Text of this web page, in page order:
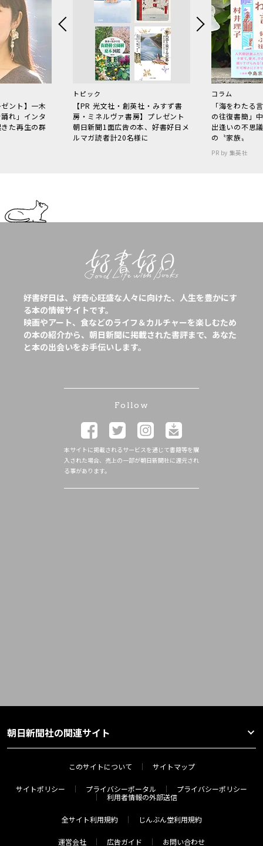
ント】一木
れ」インタ
た再生の群
トピック
【PR 光文社・創英社・みすず書
房・ミネルヴァ書房】プレゼント
朝日新聞1面広告の本、好書好日メ
ルマガ読者計20名様に
コラム
「海をわた
の往復書簡」
出逢いの不思
の〝家族〟
PR by 集英社
好書好日は、好奇心旺盛な人々に向けた、人生を豊かにす
る本の情報サイトです。
映画やアート、食などのライフ＆カルチャーを楽しむため
の本の紹介から、朝日新聞に掲載された書評まで、あなた
と本の出会いをお手伝いします。
Follow
本サイトに掲載されるサービスを通じて書籍等を購
入された場合、売上の一部が朝日新聞社に還元され
る事があります。
朝日新聞社の関連サイト
このサイトについて サイトマップ
サイトポリシー プライバシーポータル
プライバシーポリシー
利用者情報の外部送信
全サイト利用規約 じんぶん堂利用規約
運営会社 広告ガイド お問い合わせ